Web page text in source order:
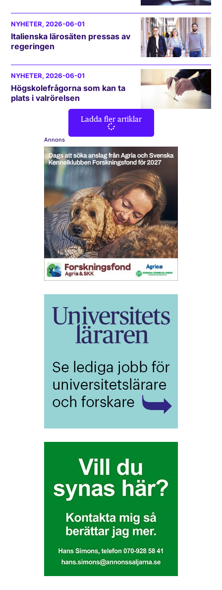
NYHETER, 2026-06-01
Italienska lärosäten pressas av
regeringen
NYHETER, 2026-06-01
Högskolefrågorna som kan ta
plats i valrörelsen
Ladda fler artiklar
Annons